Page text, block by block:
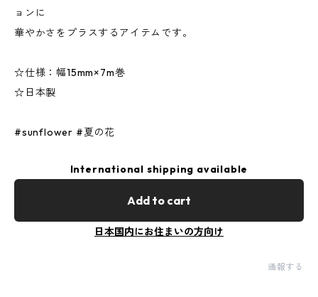
ョンに
華やかさをプラスするアイテムです。
☆仕様：幅15mm×7m巻
☆日本製
#sunflower #夏の花
International shipping available
Add to cart
日本国内にお住まいの方向け
通報する